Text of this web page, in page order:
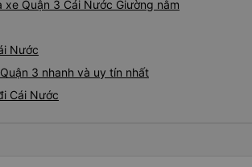
Quận 3 Cái Nước Giường nằm
Nước
3 nhanh và uy tín nhất
Cái Nước